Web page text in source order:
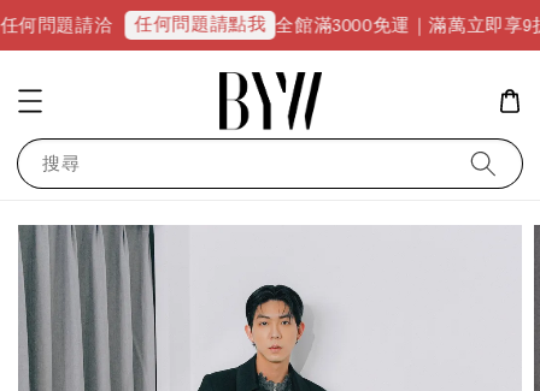
任何問題請點我 全館滿3000免運｜滿萬立即享9折優惠並升
搜尋